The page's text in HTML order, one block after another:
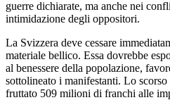
guerre dichiarate, ma anche nei
intimidazione degli oppositori.
La Svizzera deve cessare
materiale bellico. Essa dovrebbe
al benessere della popolazione,
sottolineato i manifestanti. Lo
fruttato 509 milioni di franchi alle